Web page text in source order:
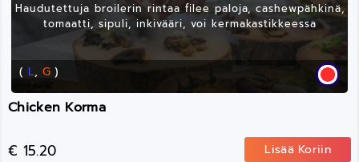
Haudutettuja broilerin rintaa filee paloja, cashewpähkinä,
tomaatti, sipuli, inkivääri, voi kermakastikkeessa
( L, G )
Chicken Korma
€ 15.20 Lisää Koriin